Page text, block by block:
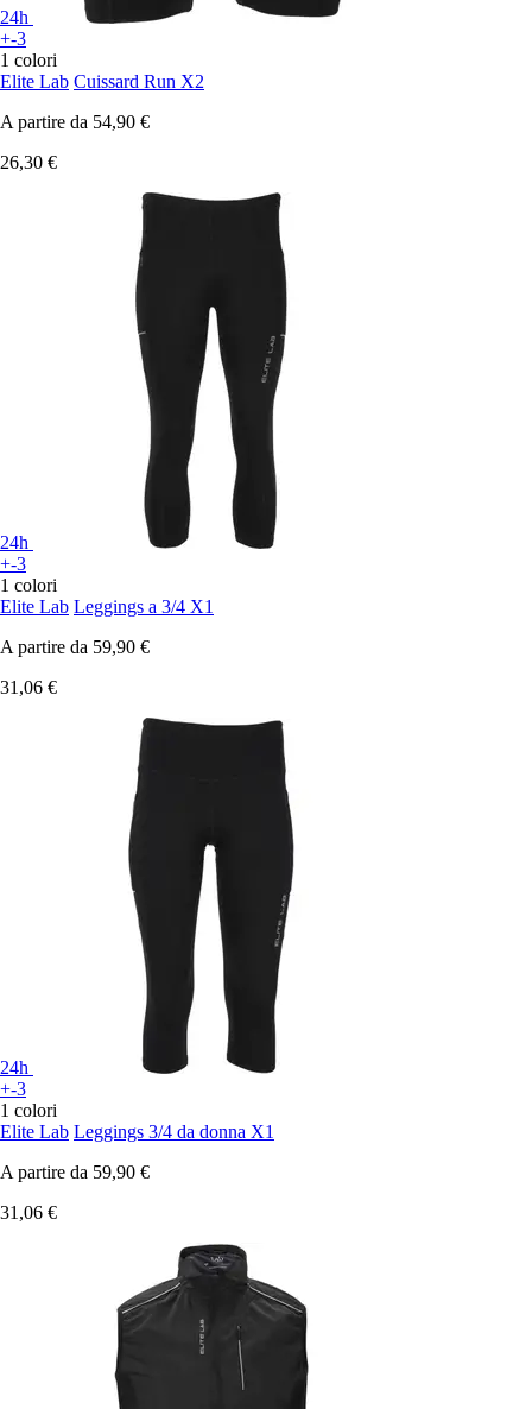
24h
+-3
1 colori
Elite Lab Cuissard Run X2
A partire da 54,90 €
26,30 €
24h
+-3
1 colori
Elite Lab Leggings a 3/4 X1
A partire da 59,90 €
31,06 €
24h
+-3
1 colori
Elite Lab Leggings 3/4 da donna X1
A partire da 59,90 €
31,06 €